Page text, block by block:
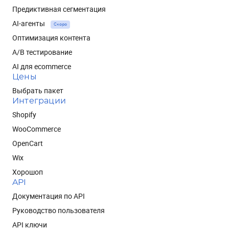
Предиктивная сегментация
AI-агенты
Скоро
Оптимизация контента
A/B тестирование
AI для ecommerce
Цены
Выбрать пакет
Интеграции
Shopify
WooCommerce
OpenCart
Wix
Хорошоп
API
Документация по API
Руководство пользователя
API ключи